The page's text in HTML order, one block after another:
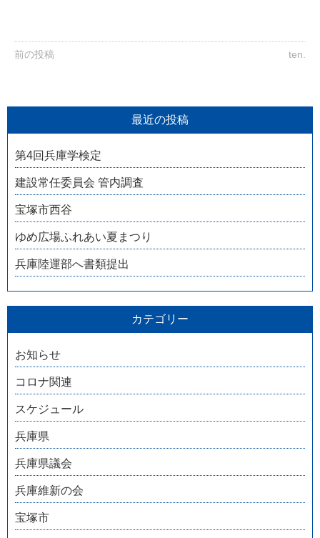
前の投稿 ten.
最近の投稿
第4回兵庫学検定
建設常任委員会 管内調査
宝塚市西谷
ゆめ広場ふれあい夏まつり
兵庫陸運部へ書類提出
カテゴリー
お知らせ
コロナ関連
スケジュール
兵庫県
兵庫県議会
兵庫維新の会
宝塚市